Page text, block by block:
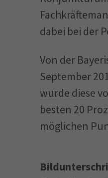
dabei bei der
Von der
September
wurde diese
besten 20
möglichen